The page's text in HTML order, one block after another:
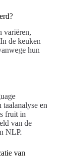
variëren,
de keuken
hun
en
fruit in
van de
NLP.
van